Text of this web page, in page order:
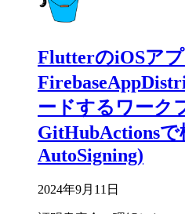
FlutterのiOSア
ードするワーク
GitHubActions
AutoSigning)
2024年9月11日